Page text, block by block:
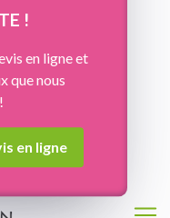
!
en ligne et
que nous
en ligne